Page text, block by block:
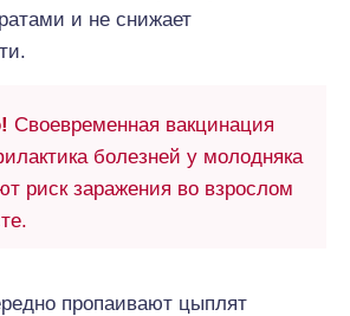
и не снижает
Своевременная вакцинация
болезней у молодняка
риск заражения во взрослом
пропаивают цыплят